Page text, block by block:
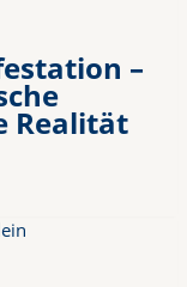
–
Realität